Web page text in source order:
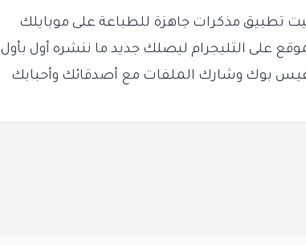
تطبيق مذكرات جاهزة للطباعة على موبايلك
على التليجرام ليصلك جديد ما ننشره أول بأول
بوك وشارك الملفات مع أصدقائك وأحبابك